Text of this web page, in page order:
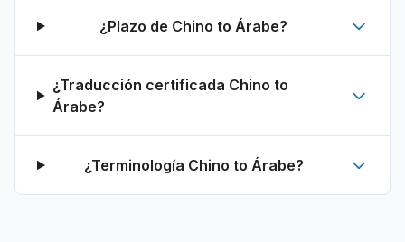
¿Plazo de Chino to Árabe?
¿Traducción certificada Chino to
Árabe?
¿Terminología Chino to Árabe?